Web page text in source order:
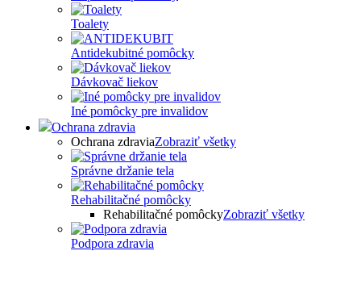
Toalety
Antidekubitné pomôcky
Dávkovač liekov
Iné pomôcky pre invalidov
Ochrana zdravia
Ochrana zdraviaZobraziť všetky
Správne držanie tela
Rehabilitačné pomôcky
Rehabilitačné pomôckyZobraziť všetky
Podpora zdravia